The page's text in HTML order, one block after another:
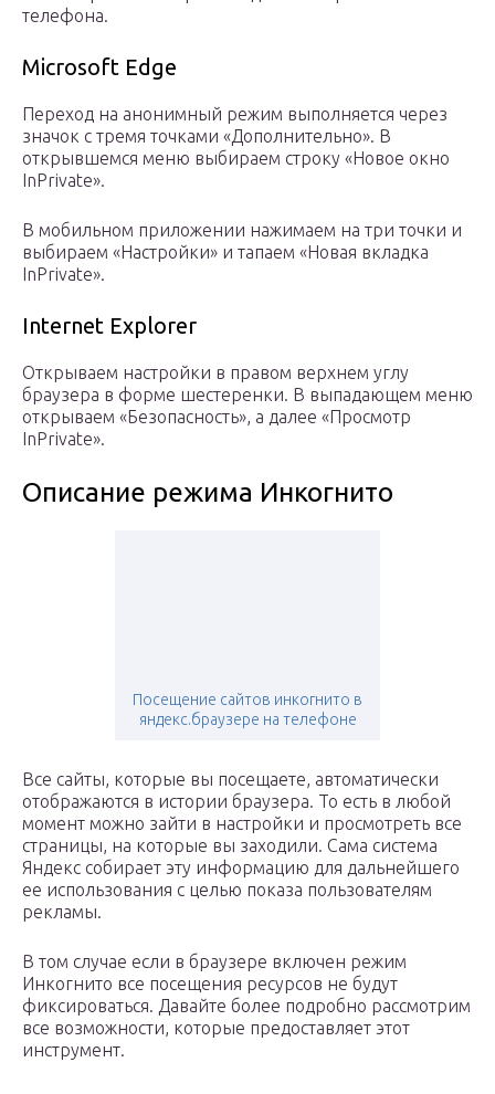
телефона.
Microsoft Edge
Переход на анонимный режим выполняется через
значок с тремя точками «Дополнительно». В
открывшемся меню выбираем строку «Новое окно
InPrivate».
В мобильном приложении нажимаем на три точки и
выбираем «Настройки» и тапаем «Новая вкладка
InPrivate».
Internet Explorer
Открываем настройки в правом верхнем углу
браузера в форме шестеренки. В выпадающем меню
открываем «Безопасность», а далее «Просмотр
InPrivate».
Описание режима Инкогнито
Посещение сайтов инкогнито в
яндекс.браузере на телефоне
Все сайты, которые вы посещаете, автоматически
отображаются в истории браузера. То есть в любой
момент можно зайти в настройки и просмотреть все
страницы, на которые вы заходили. Сама система
Яндекс собирает эту информацию для дальнейшего
ее использования с целью показа пользователям
рекламы.
В том случае если в браузере включен режим
Инкогнито все посещения ресурсов не будут
фиксироваться. Давайте более подробно рассмотрим
все возможности, которые предоставляет этот
инструмент.